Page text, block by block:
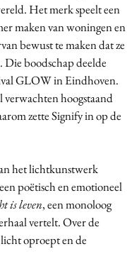
Het merk speelt een
maken van woningen en
bewust te maken dat ze
boodschap deelde
GLOW in Eindhoven.
verwachten hoogstaand
zette Signify in op de
het lichtkunstwerk
poëtisch en emotioneel
is leven, een monoloog
vertelt. Over de
oproept en de